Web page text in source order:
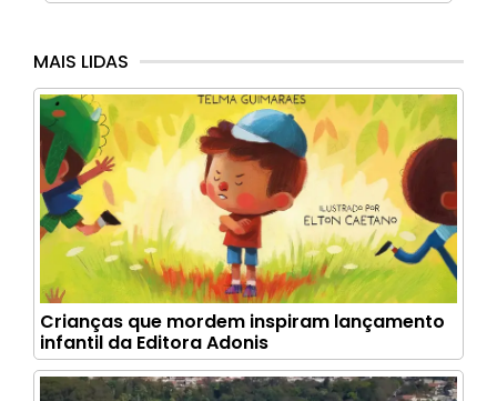
MAIS LIDAS
Crianças que mordem inspiram lançamento
infantil da Editora Adonis